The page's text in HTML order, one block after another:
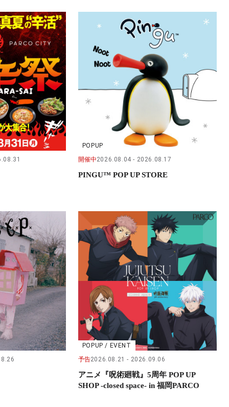
POPUP
開催中2026.08.04 2026.08.17
PINGU™ POP UP STORE
POPUP / EVENT
予告2026.08.21 2026.09.06
アニメ『呪術廻戦』5周年 POP UP
SHOP -closed space- in 福岡PARCO